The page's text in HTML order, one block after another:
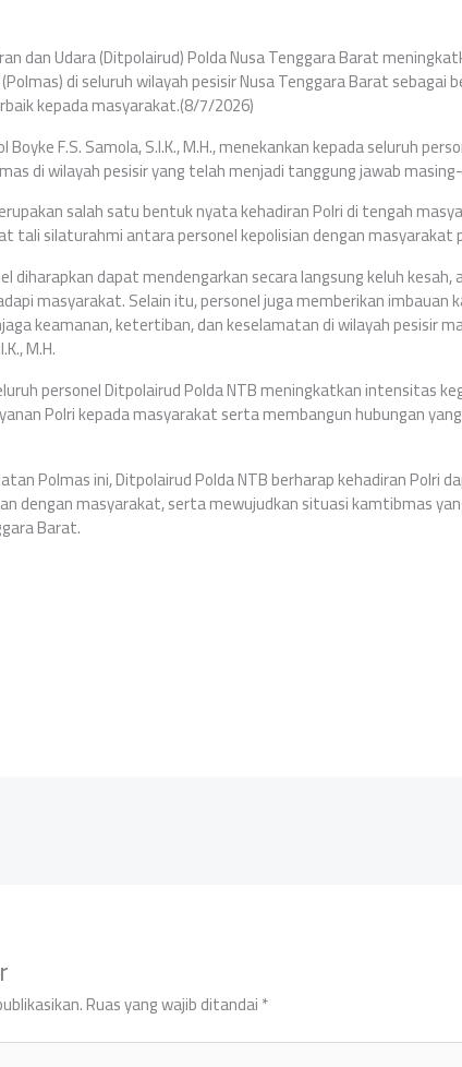
dan Udara (Ditpolairud) Polda Nusa Tenggara Barat
di seluruh wilayah pesisir Nusa Tenggara Barat sebagai
kepada masyarakat.(8/7/2026)
F.S. Samola, S.I.K., M.H., menekankan kepada seluruh
di wilayah pesisir yang telah menjadi tanggung jawab
salah satu bentuk nyata kehadiran Polri di tengah
tali silaturahmi antara personel kepolisian dengan masyarakat
diharapkan dapat mendengarkan secara langsung keluh kesah,
masyarakat. Selain itu, personel juga memberikan imbauan
keamanan, ketertiban, dan keselamatan di wilayah pesisir
M.H.
personel Ditpolairud Polda NTB meningkatkan intensitas
Polri kepada masyarakat serta membangun hubungan
Polmas ini, Ditpolairud Polda NTB berharap kehadiran Polri
dengan masyarakat, serta mewujudkan situasi kamtibmas
Barat.
Ruas yang wajib ditandai*